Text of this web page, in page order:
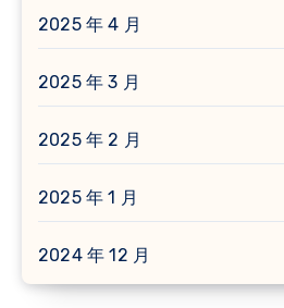
2025 年 4 月
2025 年 3 月
2025 年 2 月
2025 年 1 月
2024 年 12 月